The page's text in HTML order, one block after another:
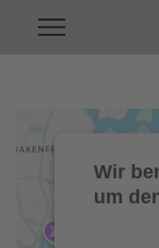
Wir
um